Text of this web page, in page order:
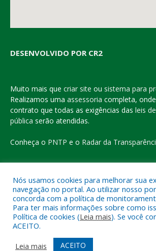
DESENVOLVIDO POR CR2
Muito mais que criar site ou sistema para
Realizamos uma assessoria completa,
contrato que todas as exigências das leis
pública serão atendidas.
Conheça o PNTP e o Radar da
Todos os direitos reservados a Prefeitura
do Carajás
Mapa do Site
Acessar o Webmail
Nós usamos cookies para melhorar sua
navegação no portal. Ao utilizar nosso
concorda com a política de
Para ter mais informações sobre como
Política de cookies (Leia mais). Se você
ACEITO.
Leia mais
ACEITO